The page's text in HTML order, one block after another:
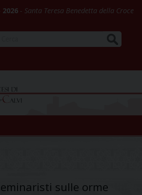
Santa Teresa Benedetta della Croce
sulle orme